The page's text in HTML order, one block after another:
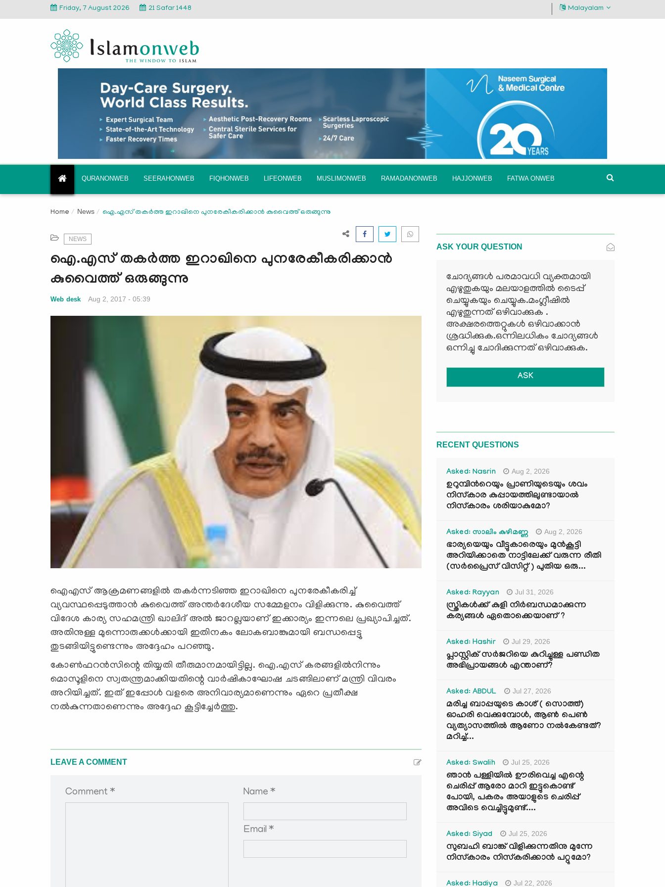
Friday, 7 August 2026 21 Safar 1448 Malayalam
QURANONWEB SEERAHONWEB FIQHONWEB LIFEONWEB MUSLIMONWEB RAMADANONWEB HAJJONWEB FATWA ONWEB
Home News ഐ.എസ് തകര്‍ത്ത ഇറാഖിനെ പുനരേകീകരിക്കാന്‍ കുവൈത്ത് ഒരുങ്ങുന്നു
NEWS
ഐ.എസ് തകര്‍ത്ത ഇറാഖിനെ പുനരേകീകരിക്കാന്‍
കുവൈത്ത് ഒരുങ്ങുന്നു
Web desk Aug 2, 2017 - 05:39
ഐഎസ് ആക്രമണങ്ങളില്‍ തകര്‍ന്നടിഞ്ഞ ഇറാഖിനെ പുനരേകീകരിച്ച്
വ്യവസ്ഥപ്പെടുത്താന്‍ കുവൈത്ത് അന്തര്‍ദേശീയ സമ്മേളനം വിളിക്കുന്നു. കുവൈത്ത്
വിദേശ കാര്യ സഹമന്ത്രി ഖാലിദ് അല്‍ ജാറല്ലയാണ് ഇക്കാര്യം ഇന്നലെ പ്രഖ്യാപിച്ചത്.
അതിനുള്ള മുന്നൊരുക്കള്‍ക്കായി ഇതിനകം ലോകബാങ്കുമായി ബന്ധപ്പെട്ടു
തുടങ്ങിയിട്ടുണ്ടെന്നും അദ്ദേഹം പറഞ്ഞു.
കോണ്‍ഫറന്‍സിന്റെ തിയ്യതി തീരുമാനമായിട്ടില്ല. ഐ.എസ് കരങ്ങളില്‍നിന്നും
മൊസൂളിനെ സ്വതന്ത്രമാക്കിയതിന്റെ വാര്‍ഷികാഘോഷ ചടങ്ങിലാണ് മന്ത്രി വിവരം
അറിയിച്ചത്. ഇത് ഇപ്പോള്‍ വളരെ അനിവാര്യമാണെന്നും ഏറെ പ്രതീക്ഷ
നല്‍കുന്നതാണെന്നും അദ്ദേഹ കൂട്ടിച്ചേര്‍ത്തു.
LEAVE A COMMENT
Comment * Name *
Email *
ASK YOUR QUESTION
ചോദ്യങ്ങള്‍ പരമാവധി വ്യക്തമായി
എഴുതുകയും മലയാളത്തില്‍ ടൈപ്പ്
ചെയ്യുകയും ചെയ്യുക.മംഗ്ലീഷില്‍
എഴുതുന്നത് ഒഴിവാക്കുക .
അക്ഷരത്തെറ്റുകള്‍ ഒഴിവാക്കാന്‍
ശ്രദ്ധിക്കുക.ഒന്നിലധികം ചോദ്യങ്ങള്‍
ഒന്നിച്ചു ചോദിക്കുന്നത് ഒഴിവാക്കുക.
ASK
RECENT QUESTIONS
Asked: Nasrin Aug 2, 2026
ഉറുമ്പിന്‍റെയും പ്രാണിയുടെയും ശവം
നിസ്കാര കുപ്പായത്തിലുണ്ടായാൽ
നിസ്കാരം ശരിയാകുമോ?
Asked: സാലിം കുഴിമണ്ണ Aug 2, 2026
ഭാര്യയെയും വീട്ടുകാരെയും മുൻകൂട്ടി
അറിയിക്കാതെ നാട്ടിലേക്ക് വരുന്ന രീതി
(സർപ്രൈസ് വിസിറ്റ് ) പുതിയ ഒരു...
Asked: Rayyan Jul 31, 2026
സ്ത്രികൾക്ക് കുളി നിർബന്ധമാക്കുന്ന
കര്യങ്ങൾ ഏതൊക്കെയാണ് ?
Asked: Hashir Jul 29, 2026
പ്ലാസ്റ്റിക് സർജറിയെ കുറിച്ചുള്ള പണ്ഡിത
അഭിപ്രായങ്ങൾ എന്താണ്?
Asked: ABDUL Jul 27, 2026
മരിച്ച ബാപ്പയുടെ കാശ് ( സൊത്ത്)
ഓഹരി വെക്കുമ്പോൾ, ആണ്‍ പെണ്‍
വ്യത്യാസത്തില്‍ ആണോ നല്‍കേണ്ടത്?
മറിച്ച്...
Asked: Swalih Jul 25, 2026
ഞാൻ പള്ളിയിൽ ഊരിവെച്ച എന്റെ
ചെരിപ്പ് ആരോ മാറി ഇട്ടുകൊണ്ട്
പോയി, പകരം അയാളുടെ ചെരിപ്പ്
അവിടെ വെച്ചിട്ടുമുണ്ട്....
Asked: Siyad Jul 25, 2026
സുബഹി ബാങ്ക് വിളിക്കുന്നതിനു മുന്നേ
നിസ്കാരം നിസ്കരിക്കാൻ പറ്റുമോ?
Asked: Hadiya Jul 22, 2026